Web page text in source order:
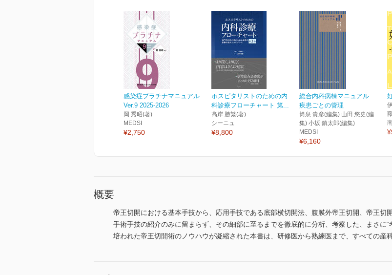
感染症プラチナマニュアル
Ver.9 2025-2026
岡 秀昭(著)
MEDSI
¥2,750
ホスピタリストのための内
科診療フローチャート 第...
髙岸 勝繁(著)
シーニュ
¥8,800
総合内科病棟マニュアル
疾患ごとの管理
筒泉 貴彦(編集) 山田 悠史(編
集) 小坂 鎮太郎(編集)
MEDSI
¥6,160
概要
帝王切開における基本手技から、応用手技である底部横切開法、腹膜外帝王切開、帝王切
手術手技の紹介のみに留まらず、その細部に至るまでを徹底的に分析、考察した、まさに
培われた帝王切開術のノウハウが凝縮された本書は、研修医から熟練医まで、すべての産